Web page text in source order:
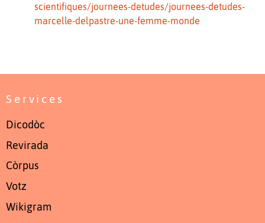
scientifiques/journees-detudes/journees-detudes-
marcelle-delpastre-une-femme-monde
Services
Dicodòc
Revirada
Còrpus
Votz
Wikigram